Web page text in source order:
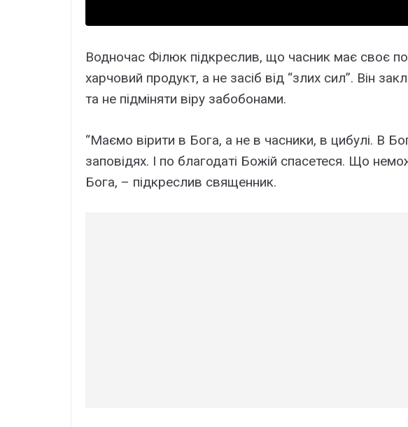
Водночас Філюк підкреслив, що часник має своє
харчовий продукт, а не засіб від “злих сил”. Він
та не підміняти віру забобонами.
“Маємо вірити в Бога, а не в часники, в цибулі. В
заповідях. І по благодаті Божій спасетеся. Що
Бога, – підкреслив священник.